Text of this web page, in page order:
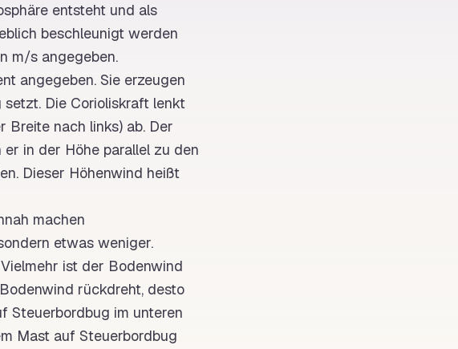
entsteht und als
beschleunigt werden
m/s angegeben.
angegeben. Sie erzeugen
Die Corioliskraft lenkt
Breite nach links) ab. Der
in der Höhe parallel zu den
Dieser Höhenwind heißt
machen
etwas weniger.
Vielmehr ist der Bodenwind
rückdreht, desto
Steuerbordbug im unteren
Mast auf Steuerbordbug